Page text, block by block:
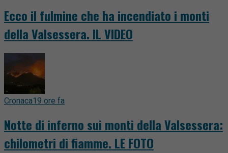
Ecco il fulmine che ha incendiato i monti
della Valsessera. IL VIDEO
Cronaca19 ore fa
Notte di inferno sui monti della Valsessera:
chilometri di fiamme. LE FOTO